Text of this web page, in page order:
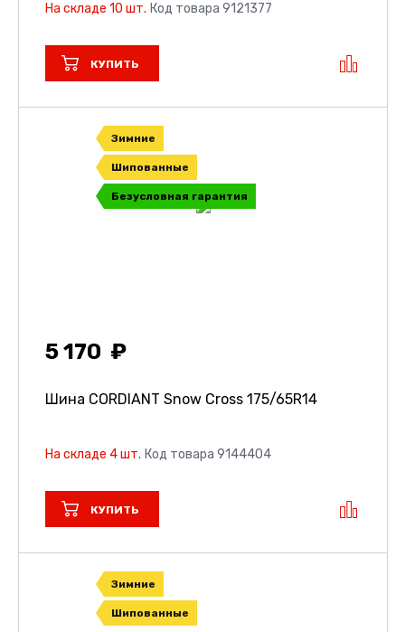
На складе 10 шт. Код товара 9121377
КУПИТЬ
Зимние
Шипованные
Безусловная гарантия
5 170
Шина CORDIANT Snow Cross 175/65R14
На складе 4 шт. Код товара 9144404
КУПИТЬ
Зимние
Шипованные